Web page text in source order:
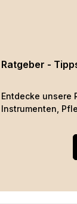
Ratgeber -
Entdecke unsere
Instrumenten,